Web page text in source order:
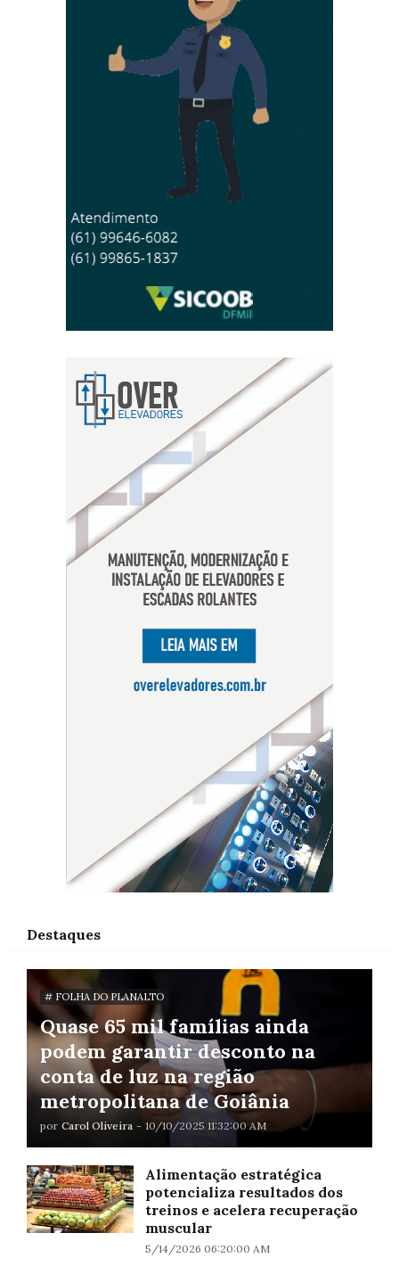
Destaques
# FOLHA DO PLANALTO
Quase 65 mil famílias ainda
podem garantir desconto na
conta de luz na região
metropolitana de Goiânia
por Carol Oliveira - 10/10/2025 11:32:00 AM
Alimentação estratégica
potencializa resultados dos
treinos e acelera recuperação
muscular
5/14/2026 06:20:00 AM